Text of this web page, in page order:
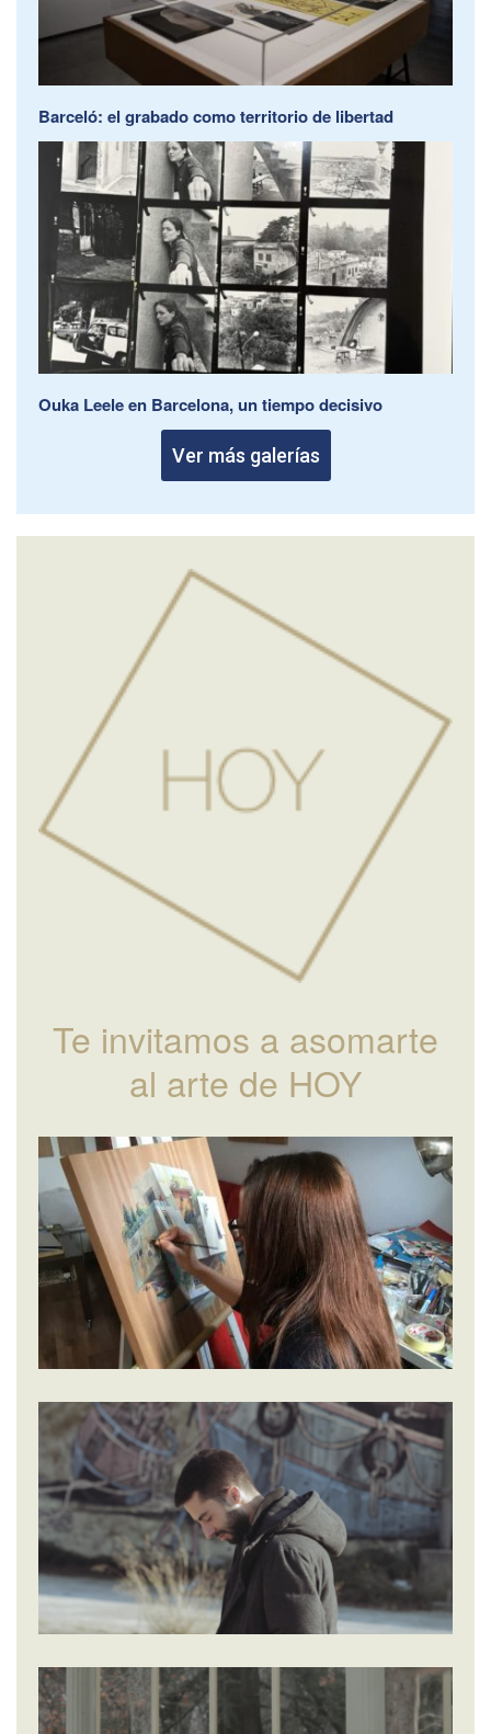
Barceló: el grabado como territorio de libertad
Ouka Leele en Barcelona, un tiempo decisivo
Ver más galerías
Te invitamos a asomarte
al arte de HOY